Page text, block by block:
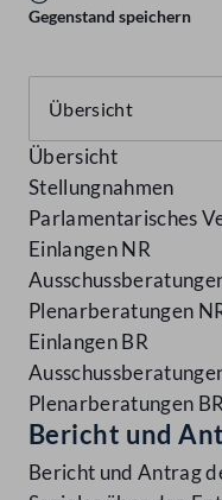
Gegenstand speichern
Übersicht
Stellungnahmen
Parlamentarisches
Einlangen NR
Plenarberatungen
Einlangen BR
Plenarberatungen BR
Bericht und
Bericht und Antrag